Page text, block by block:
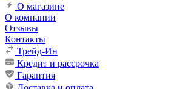
О магазине
О компании
Отзывы
Контакты
Трейд-Ин
Кредит и рассрочка
Гарантия